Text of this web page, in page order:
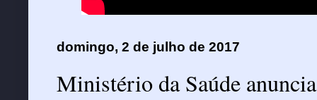
domingo, 2 de julho de 2017
Ministério da Saúde